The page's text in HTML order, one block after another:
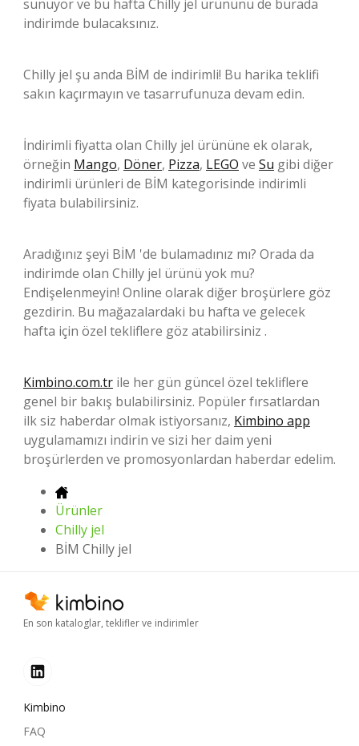
sunuyor ve bu hafta Chilly jel ürününü de burada
indirimde bulacaksınız.
Chilly jel şu anda BİM de indirimli! Bu harika teklifi
sakın kaçırmayın ve tasarrufunuza devam edin.
İndirimli fiyatta olan Chilly jel ürününe ek olarak,
örneğin Mango, Döner, Pizza, LEGO ve Su gibi diğer
indirimli ürünleri de BİM kategorisinde indirimli
fiyata bulabilirsiniz.
Aradığınız şeyi BİM 'de bulamadınız mı? Orada da
indirimde olan Chilly jel ürünü yok mu?
Endişelenmeyin! Online olarak diğer broşürlere göz
gezdirin. Bu mağazalardaki bu hafta ve gelecek
hafta için özel tekliflere göz atabilirsiniz .
Kimbino.com.tr ile her gün güncel özel tekliflere
genel bir bakış bulabilirsiniz. Popüler fırsatlardan
ilk siz haberdar olmak istiyorsanız, Kimbino app
uygulamamızı indirin ve sizi her daim yeni
broşürlerden ve promosyonlardan haberdar edelim.
Ürünler
Chilly jel
BİM Chilly jel
En son kataloglar, teklifler ve indirimler
Kimbino
FAQ